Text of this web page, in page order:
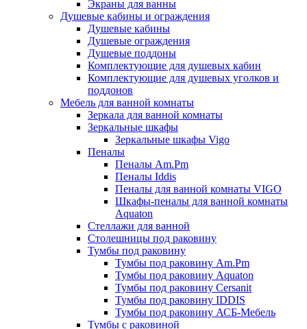
Экраны для ванны
Душевые кабины и ограждения
Душевые кабины
Душевые ограждения
Душевые поддоны
Комплектующие для душевых кабин
Комплектующие для душевых уголков и
поддонов
Мебель для ванной комнаты
Зеркала для ванной комнаты
Зеркальные шкафы
Зеркальные шкафы Vigo
Пеналы
Пеналы Am.Pm
Пеналы Iddis
Пеналы для ванной комнаты VIGO
Шкафы-пеналы для ванной комнаты
Aquaton
Стеллажи для ванной
Столешницы под раковину
Тумбы под раковину
Тумбы под раковину Am.Pm
Тумбы под раковину Aquaton
Тумбы под раковину Cersanit
Тумбы под раковину IDDIS
Тумбы под раковину АСБ-Мебель
Тумбы с раковиной